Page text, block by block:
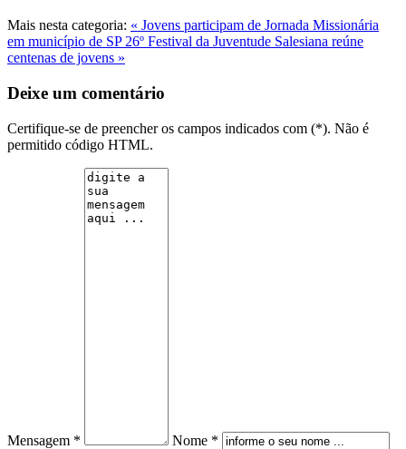
Mais nesta categoria: « Jovens participam de Jornada Missionária
em município de SP 26º Festival da Juventude Salesiana reúne
centenas de jovens »
Deixe um comentário
Certifique-se de preencher os campos indicados com (*). Não é
permitido código HTML.
Mensagem *
Nome *